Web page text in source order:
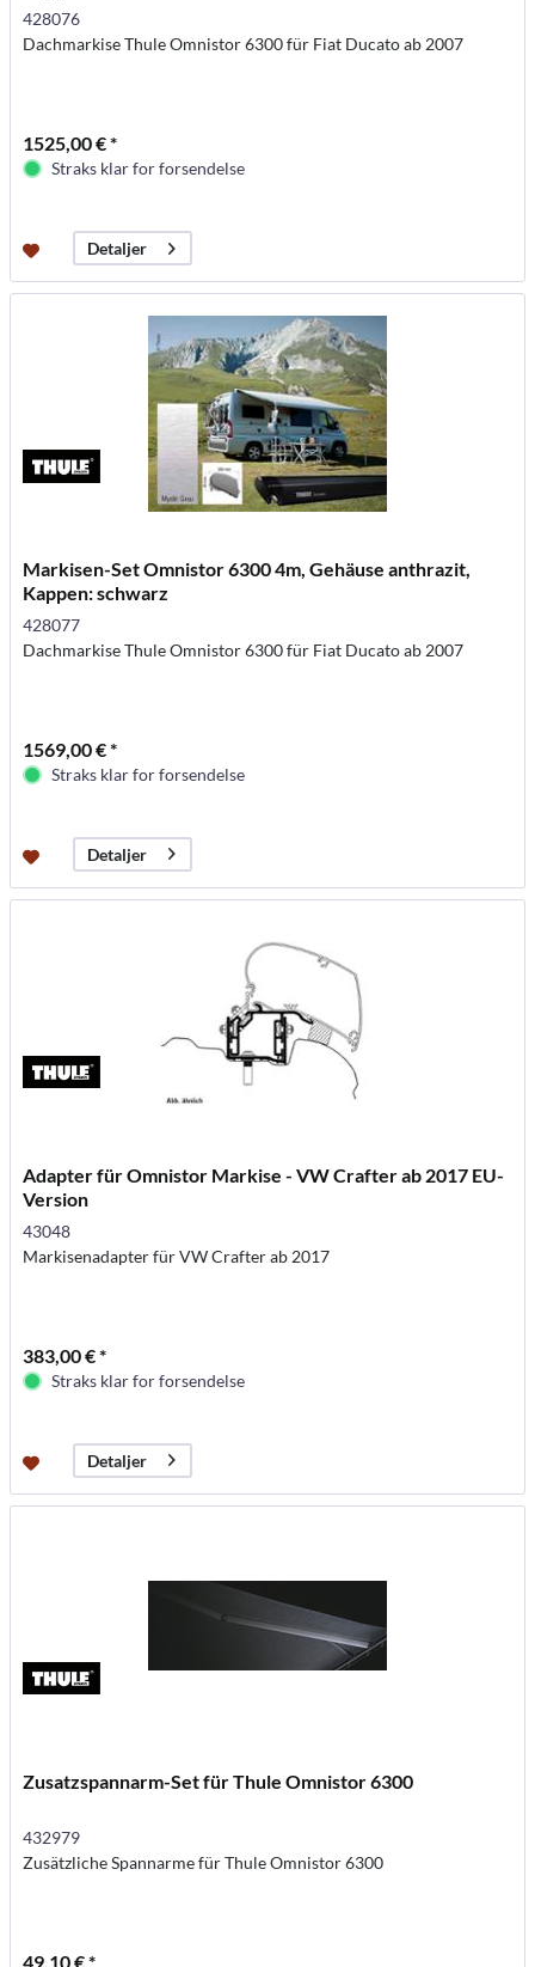
428076
Dachmarkise Thule Omnistor 6300 für Fiat Ducato ab 2007
1525,00 € *
Straks klar for forsendelse
Detaljer
Markisen-Set Omnistor 6300 4m, Gehäuse anthrazit,
Kappen: schwarz
428077
Dachmarkise Thule Omnistor 6300 für Fiat Ducato ab 2007
1569,00 € *
Straks klar for forsendelse
Detaljer
Adapter für Omnistor Markise - VW Crafter ab 2017 EU-
Version
43048
Markisenadapter für VW Crafter ab 2017
383,00 € *
Straks klar for forsendelse
Detaljer
Zusatzspannarm-Set für Thule Omnistor 6300
432979
Zusätzliche Spannarme für Thule Omnistor 6300
49,10 € *